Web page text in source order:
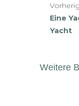
Eine
Yacht
Weitere